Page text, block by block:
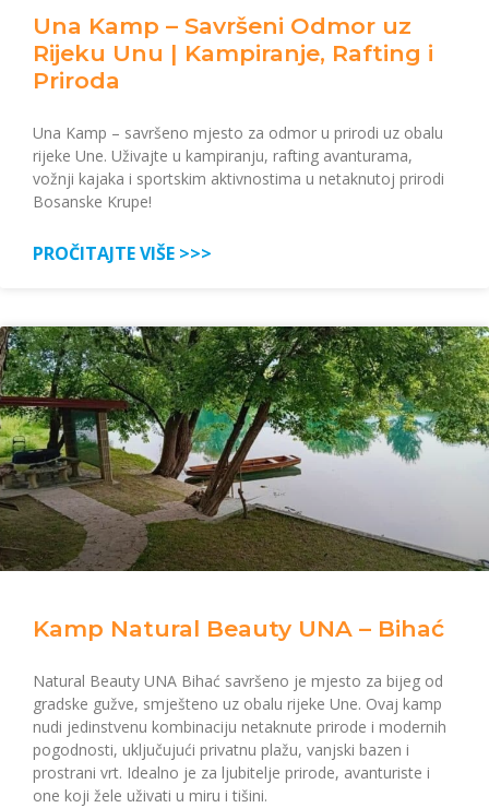
Una Kamp – Savršeni Odmor uz
Rijeku Unu | Kampiranje, Rafting i
Priroda
Una Kamp – savršeno mjesto za odmor u prirodi uz obalu
rijeke Une. Uživajte u kampiranju, rafting avanturama,
vožnji kajaka i sportskim aktivnostima u netaknutoj prirodi
Bosanske Krupe!
PROČITAJTE VIŠE >>>
Kamp Natural Beauty UNA – Bihać
Natural Beauty UNA Bihać savršeno je mjesto za bijeg od
gradske gužve, smješteno uz obalu rijeke Une. Ovaj kamp
nudi jedinstvenu kombinaciju netaknute prirode i modernih
pogodnosti, uključujući privatnu plažu, vanjski bazen i
prostrani vrt. Idealno je za ljubitelje prirode, avanturiste i
one koji žele uživati u miru i tišini.